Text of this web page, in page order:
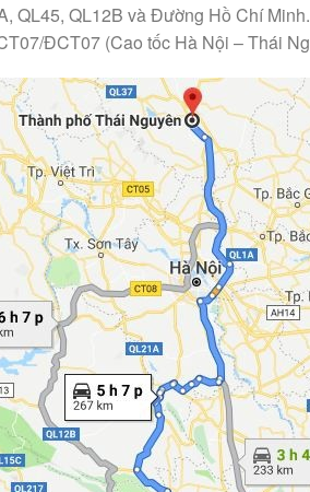
QL45, QL12B và Đường Hồ Chí
ĐCT07 (Cao tốc Hà Nội – Thái